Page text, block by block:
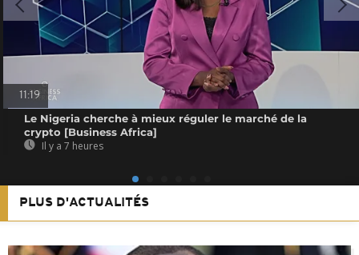
11:19
Le Nigeria cherche à mieux réguler le marché de la
crypto [Business Africa]
Il y a 7 heures
PLUS D'ACTUALITÉS